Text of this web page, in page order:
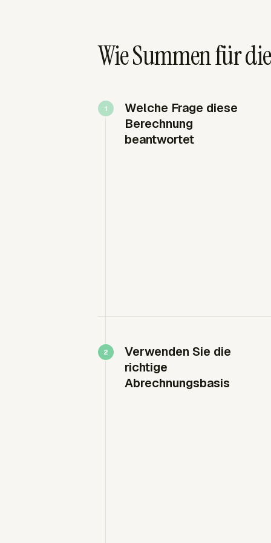
Wie Summen für
Welche Frage diese
Berechnung
beantwortet
Verwenden Sie die
richtige
Abrechnungsbasis